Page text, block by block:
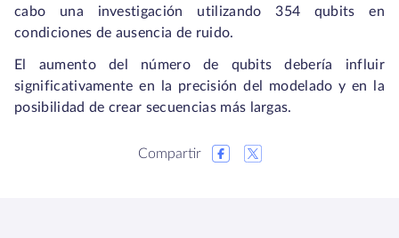
cabo una investigación utilizando 354 qubits en
condiciones de ausencia de ruido.
El aumento del número de qubits debería influir
significativamente en la precisión del modelado y en la
posibilidad de crear secuencias más largas.
Compartir